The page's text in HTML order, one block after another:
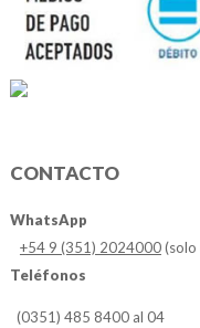
CONTACTO
WhatsApp
+54 9 (351) 2024000(solo
Teléfonos
(0351) 485 8400 al 04